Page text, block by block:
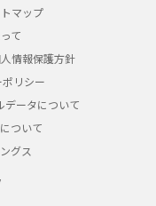
マップ
て
情報保護方針
リシー
データについて
ついて
グス